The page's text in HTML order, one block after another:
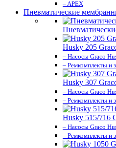
– APEX
Пневматические
Husky 205
– Насосы Graco
– Ремкомплекты и
Husky 307
– Насосы Graco
– Ремкомплекты и
Husky 515/716
– Насосы Graco
– Ремкомплекты и